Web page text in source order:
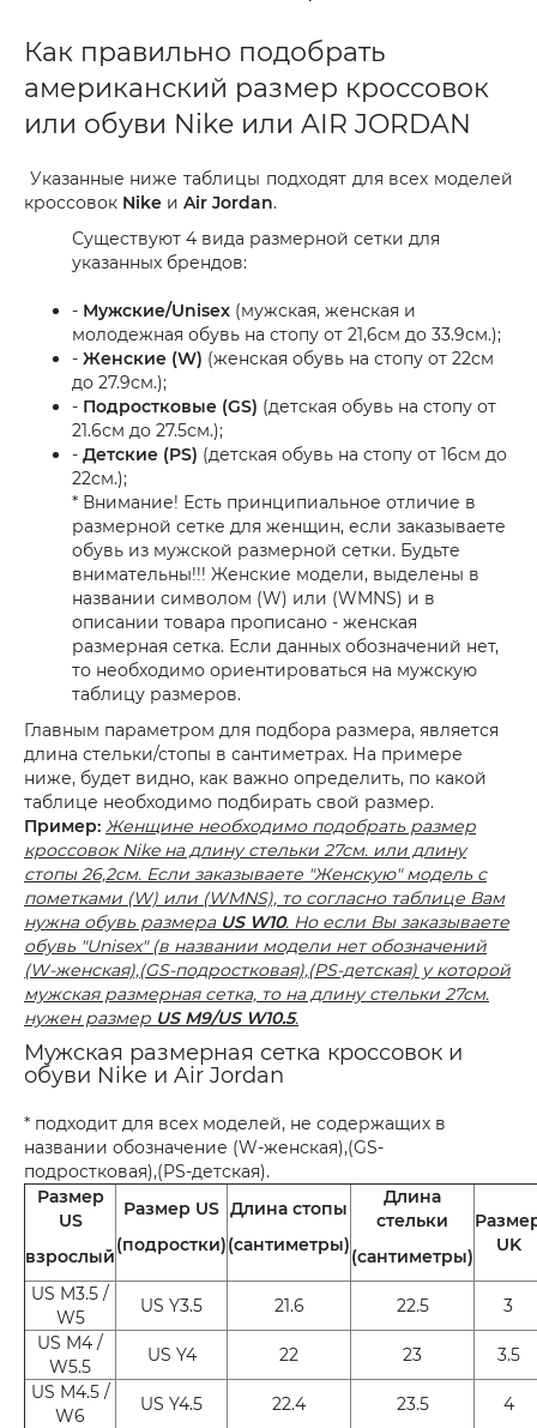
Как правильно подобрать
американский размер кроссовок
или обуви Nike или AIR JORDAN
Указанные ниже таблицы подходят для всех моделей
кроссовок Nike и Air Jordan.
Существуют 4 вида размерной сетки для
указанных брендов:
- Мужские/Unisex (мужская, женская и
молодежная обувь на стопу от 21,6см до 33.9см.);
- Женские (W) (женская обувь на стопу от 22см
до 27.9см.);
- Подростковые (GS) (детская обувь на стопу от
21.6см до 27.5см.);
- Детские (PS) (детская обувь на стопу от 16см до
22см.);
* Внимание! Есть принципиальное отличие в
размерной сетке для женщин, если заказываете
обувь из мужской размерной сетки. Будьте
внимательны!!! Женские модели, выделены в
названии символом (W) или (WMNS) и в
описании товара прописано - женская
размерная сетка. Если данных обозначений нет,
то необходимо ориентироваться на мужскую
таблицу размеров.
Главным параметром для подбора размера, является
длина стельки/стопы в сантиметрах. На примере
ниже, будет видно, как важно определить, по какой
таблице необходимо подбирать свой размер.
Пример: Женщине необходимо подобрать размер
кроссовок Nike на длину стельки 27см. или длину
стопы 26,2см. Если заказываете "Женскую" модель с
пометками (W) или (WMNS), то согласно таблице Вам
нужна обувь размера US W10. Но если Вы заказываете
обувь "Unisex" (в названии модели нет обозначений
(W-женская),(GS-подростковая),(PS-детская) у которой
мужская размерная сетка, то на длину стельки 27см.
нужен размер US M9/US W10.5.
Мужская размерная сетка кроссовок и
обуви Nike и Air Jordan
* подходит для всех моделей, не содержащих в
названии обозначение (W-женская),(GS-
подростковая),(PS-детская).
Размер
US
взрослый
Размер US
(подростки)
Длина стопы
(сантиметры)
Длина
стельки
(сантиметры)
UK
US M3.5 /
W5
US Y3.5 21.6 22.5
3
US M4 /
W5.5
US Y4 22 23
3.5
US M4.5 /
W6
US Y4.5 22.4 23.5
4